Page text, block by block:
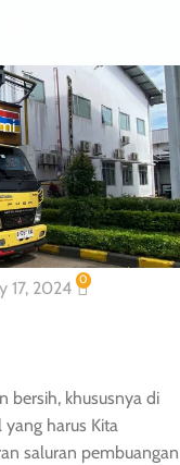
Wilayah
17, 2024 0
bersih, khususnya di
harus Kita
saluran pembuangan